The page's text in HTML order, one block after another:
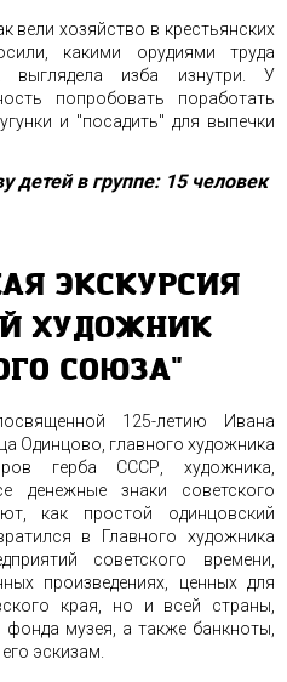
вели хозяйство в крестьянских
какими орудиями труда
выглядела изба изнутри. У
попробовать поработать
и "посадить" для выпечки
детей в группе: 15 человек
ЭКСКУРСИЯ
ХУДОЖНИК
СОЮЗА"
125-летию Ивана
Одинцово, главного художника
герба СССР, художника,
денежные знаки советского
как простой одинцовский
в Главного художника
советского времени,
произведениях, ценных для
края, но и всей страны,
музея, а также банкноты,
эскизам.